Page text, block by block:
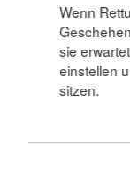
Wenn
sie
einstellen
sitzen.